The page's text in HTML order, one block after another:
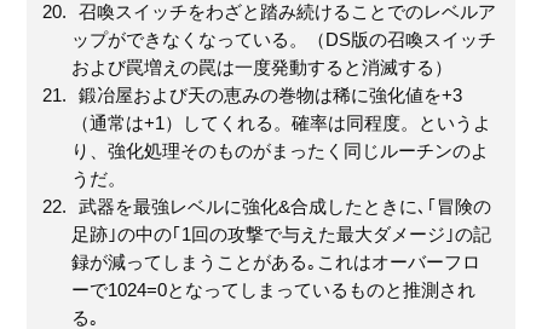
召喚スイッチをわざと踏み続けることでのレベルア
ップができなくなっている。（DS版の召喚スイッチ
および罠増えの罠は一度発動すると消滅する）
鍛冶屋および天の恵みの巻物は稀に強化値を+3
（通常は+1）してくれる。確率は同程度。というよ
り、強化処理そのものがまったく同じルーチンのよ
うだ。
武器を最強レベルに強化&合成したときに､｢冒険の
足跡｣の中の｢1回の攻撃で与えた最大ダメージ｣の記
録が減ってしまうことがある｡これはオーバーフロ
ーで1024=0となってしまっているものと推測され
る｡